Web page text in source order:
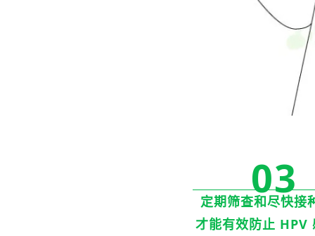
03
定期筛查和尽快接
才能有效防止 HPV